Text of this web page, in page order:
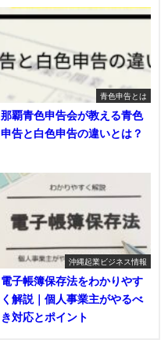
青色申告とは
那覇青色申告会が教える青色
申告と白色申告の違いとは？
沖縄起業ビジネス情報
電子帳簿保存法をわかりやす
く解説｜個人事業主がやるべ
き対応とポイント